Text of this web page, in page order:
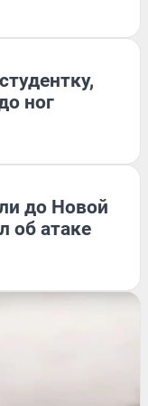
ног
до Новой
об атаке